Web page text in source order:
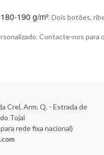
180-190 g/m². Dois botões,
Contacte-nos
Crel, Arm. Q. - Estrada de
Tojal
rede fixa nacional)